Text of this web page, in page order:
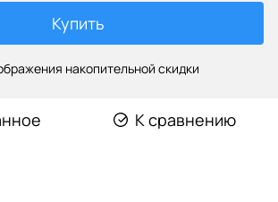
Купить
накопительной скидки
К сравнению